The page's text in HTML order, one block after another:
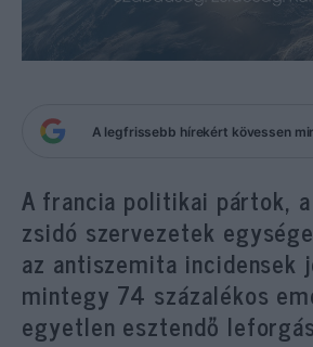
A legfrissebb hírekért kövessen
A francia politikai pártok,
zsidó szervezetek
az antiszemita incidensek
mintegy 74 százalékos
egyetlen esztendő